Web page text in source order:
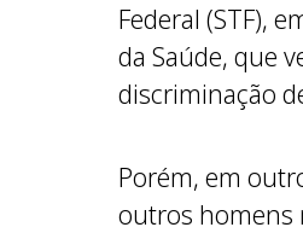
Federal (STF),
da Saúde, que
discriminação
Porém, em
outros homens